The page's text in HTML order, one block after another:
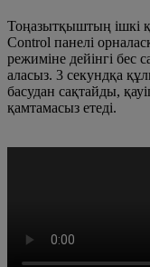
Тоңазытқыштың ішкі
Control панелі
режиміне дейінгі бес
аласыз. 3 секундқа
басудан сақтайды,
қамтамасыз етеді.